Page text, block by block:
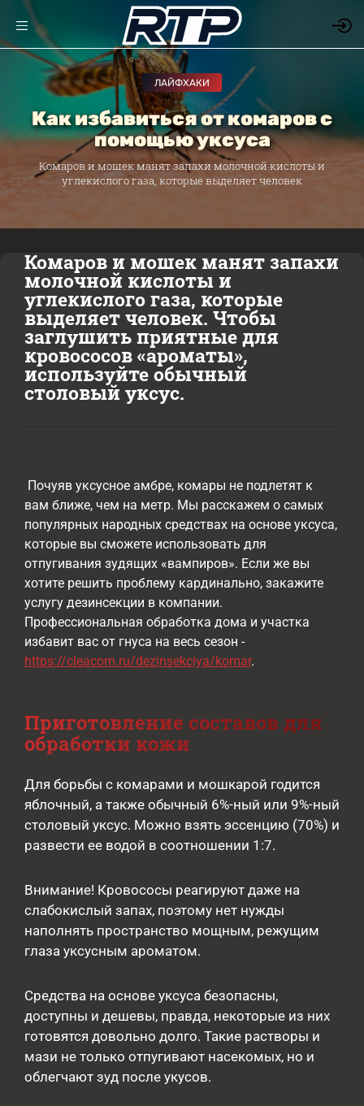
ЛАЙФХАКИ
Как избавиться от комаров с
помощью уксуса
Комаров и мошек манят запахи молочной кислоты и
углекислого газа, которые выделяет человек
Комаров и мошек манят запахи
молочной кислоты и
углекислого газа, которые
выделяет человек. Чтобы
заглушить приятные для
кровососов «ароматы»,
используйте обычный
столовый уксус.
Почуяв уксусное амбре, комары не подлетят к
вам ближе, чем на метр. Мы расскажем о самых
популярных народных средствах на основе уксуса,
которые вы сможете использовать для
отпугивания зудящих «вампиров». Если же вы
хотите решить проблему кардинально, закажите
услугу дезинсекции в компании.
Профессиональная обработка дома и участка
избавит вас от гнуса на весь сезон -
https://cleacom.ru/dezinsekciya/komar.
Приготовление составов для
обработки кожи
Для борьбы с комарами и мошкарой годится
яблочный, а также обычный 6%-ный или 9%-ный
столовый уксус. Можно взять эссенцию (70%) и
развести ее водой в соотношении 1:7.
Внимание! Кровососы реагируют даже на
слабокислый запах, поэтому нет нужды
наполнять пространство мощным, режущим
глаза уксусным ароматом.
Средства на основе уксуса безопасны,
доступны и дешевы, правда, некоторые из них
готовятся довольно долго. Такие растворы и
мази не только отпугивают насекомых, но и
облегчают зуд после укусов.